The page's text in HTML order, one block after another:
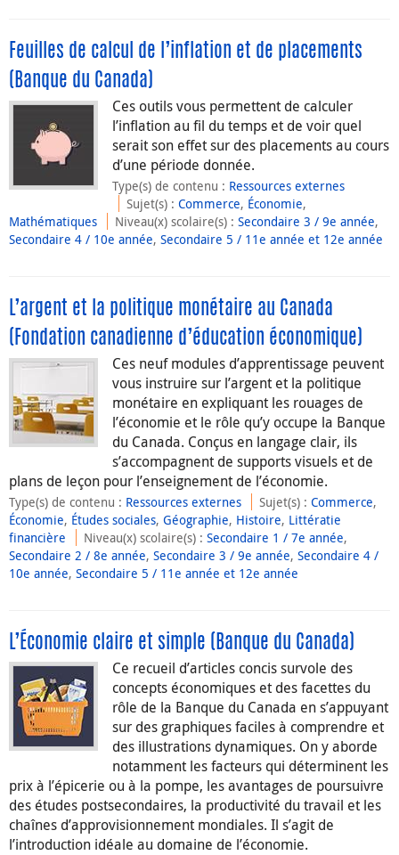
Feuilles de calcul de l’inflation et de placements
(Banque du Canada)
Ces outils vous permettent de calculer
l’inflation au fil du temps et de voir quel
serait son effet sur des placements au cours
d’une période donnée.
Type(s) de contenu : Ressources externes
Sujet(s) :Commerce, Économie,
Mathématiques
Niveau(x) scolaire(s) :Secondaire 3 / 9e année,
Secondaire 4 / 10e année, Secondaire 5 / 11e année et 12e année
L’argent et la politique monétaire au Canada
(Fondation canadienne d’éducation économique)
Ces neuf modules d’apprentissage peuvent
vous instruire sur l’argent et la politique
monétaire en expliquant les rouages de
l’économie et le rôle qu’y occupe la Banque
du Canada. Conçus en langage clair, ils
s’accompagnent de supports visuels et de
plans de leçon pour l’enseignement de l’économie.
Type(s) de contenu : Ressources externes Sujet(s) :Commerce,
Économie, Études sociales, Géographie, Histoire, Littératie
financière
Niveau(x) scolaire(s) :Secondaire 1 / 7e année,
Secondaire 2 / 8e année, Secondaire 3 / 9e année, Secondaire 4 /
10e année, Secondaire 5 / 11e année et 12e année
L’Économie claire et simple (Banque du Canada)
Ce recueil d’articles concis survole des
concepts économiques et des facettes du
rôle de la Banque du Canada en s’appuyant
sur des graphiques faciles à comprendre et
des illustrations dynamiques. On y aborde
notamment les facteurs qui déterminent les
prix à l’épicerie ou à la pompe, les avantages de poursuivre
des études postsecondaires, la productivité du travail et les
chaînes d’approvisionnement mondiales. Il s’agit de
l’introduction idéale au domaine de l’économie.